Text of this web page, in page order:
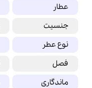
عطار
جنسیت
نوع عطر
فصل
ماندگاری